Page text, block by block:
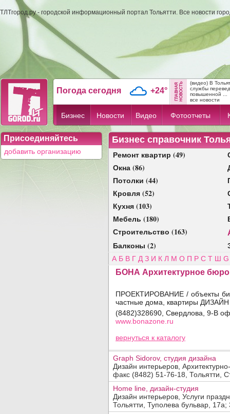
ТЛТгород.ру - городской информационный портал Тольятти. Все новости
Погода сегодня +24°
(видео) В
службы
повышенной ...
все новости
Бизнес Новости Видео Фотоотчеты
Вид деятельности, продукция, услуги:
Присоединяйтесь
добавить организацию
Бизнес справочник
Ремонт квартир (49)
Окна (86)
Потолки (44)
Кровля (52)
Кухня (103)
Мебель (180)
Строительство (163)
Балконы (2)
А Б В Г Д З И К Л М О П Р С Т Ш G
БОНА Архитектурное бюро
ПРОЕКТИРОВАНИЕ / объекты
частные дома, квартиры ДИЗАЙН
(8482)328690, Свердлова, 9-В
www.bonazone.ru
вернуться к каталогу
Graph Sidorov, студия дизайна
Дизайн интерьеров,
факс (8482) 51-76-18, Тольятти,
Home line, дизайн-студия
Дизайн интерьеров, Услуги
Тольятти, Туполева бульвар, 17а;